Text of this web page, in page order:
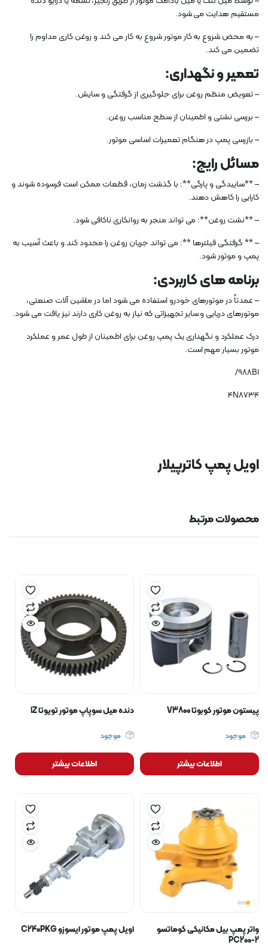
مستقیم هدایت می شود.
– به محض شروع به کار موتور شروع به کار می کند و روغن کاری مداوم را
تضمین می کند.
تعمیر و نگهداری:
– تعویض منظم روغن برای جلوگیری از گرفتگی و سایش.
– بررسی نشتی و اطمینان از سطح مناسب روغن.
– بازرسی پمپ در هنگام تعمیرات اساسی موتور.
مسائل رایج:
– **ساییدگی و پارگی**: با گذشت زمان، قطعات ممکن است فرسوده شوند و
کارایی را کاهش دهند.
– **نشت روغن**: می تواند منجر به روانکاری ناکافی شود.
– ** گرفتگی فیلترها **: می تواند جریان روغن را محدود کند و باعث آسیب به
پمپ و موتور شود.
برنامه های کاربردی:
– عمدتاً در موتورهای خودرو استفاده می شود اما در ماشین آلات صنعتی،
موتورهای دریایی و سایر تجهیزاتی که نیاز به روغن کاری دارند نیز یافت می شود.
درک عملکرد و نگهداری یک پمپ روغن برای اطمینان از طول عمر و عملکرد
موتور بسیار مهم است.
ا988B/
4N8734
اویل پمپ کاترپیلار
محصولات مرتبط
پیستون موتور کوبوتا V3800
موجود
اطلاعات بیشتر
دنده میل سوپاپ موتور تویوتا 1Z
موجود
اطلاعات بیشتر
واتر پمپ بیل مکانیکی کوماتسو
PC200-2
اویل پمپ موتور ایسوزو C240PKG